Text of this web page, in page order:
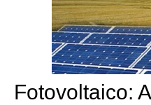
Fotovoltaico: